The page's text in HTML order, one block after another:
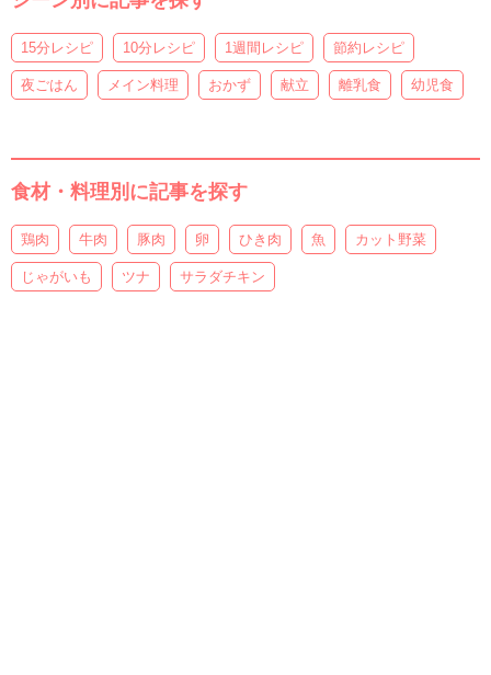
15分レシピ 10分レシピ 1週間レシピ 節約レシピ
夜ごはん メイン料理 おかず 献立 離乳食 幼児食
食材・料理別に記事を探す
鶏肉 牛肉 豚肉 卵 ひき肉 魚 カット野菜
じゃがいも ツナ サラダチキン